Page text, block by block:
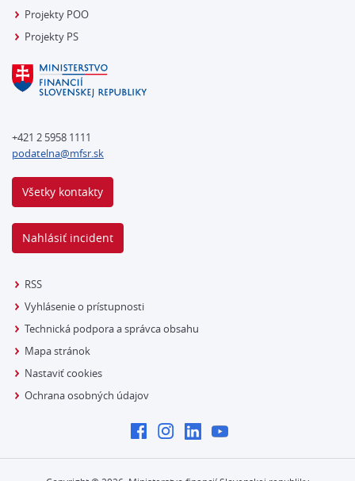
Projekty POO
Projekty PS
+421 2 5958 1111
podatelna@mfsr.sk
Všetky kontakty
Nahlásiť incident
RSS
Vyhlásenie o prístupnosti
Technická podpora a správca obsahu
Mapa stránok
Nastaviť cookies
Ochrana osobných údajov